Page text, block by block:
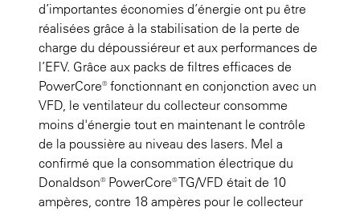
d’importantes économies d’énergie ont pu être
réalisées grâce à la stabilisation de la perte de
charge du dépoussiéreur et aux performances de
l’EFV. Grâce aux packs de filtres efficaces de
PowerCore® fonctionnant en conjonction avec un
VFD, le ventilateur du collecteur consomme
moins d'énergie tout en maintenant le contrôle
de la poussière au niveau des lasers. Mel a
confirmé que la consommation électrique du
Donaldson® PowerCore® TG/VFD était de 10
ampères, contre 18 ampères pour le collecteur